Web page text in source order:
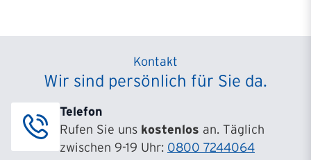
Kontakt
Wir sind persönlich für Sie da.
Telefon
Rufen Sie uns kostenlos an. Täglich
zwischen 9-19 Uhr: 0800 7244064